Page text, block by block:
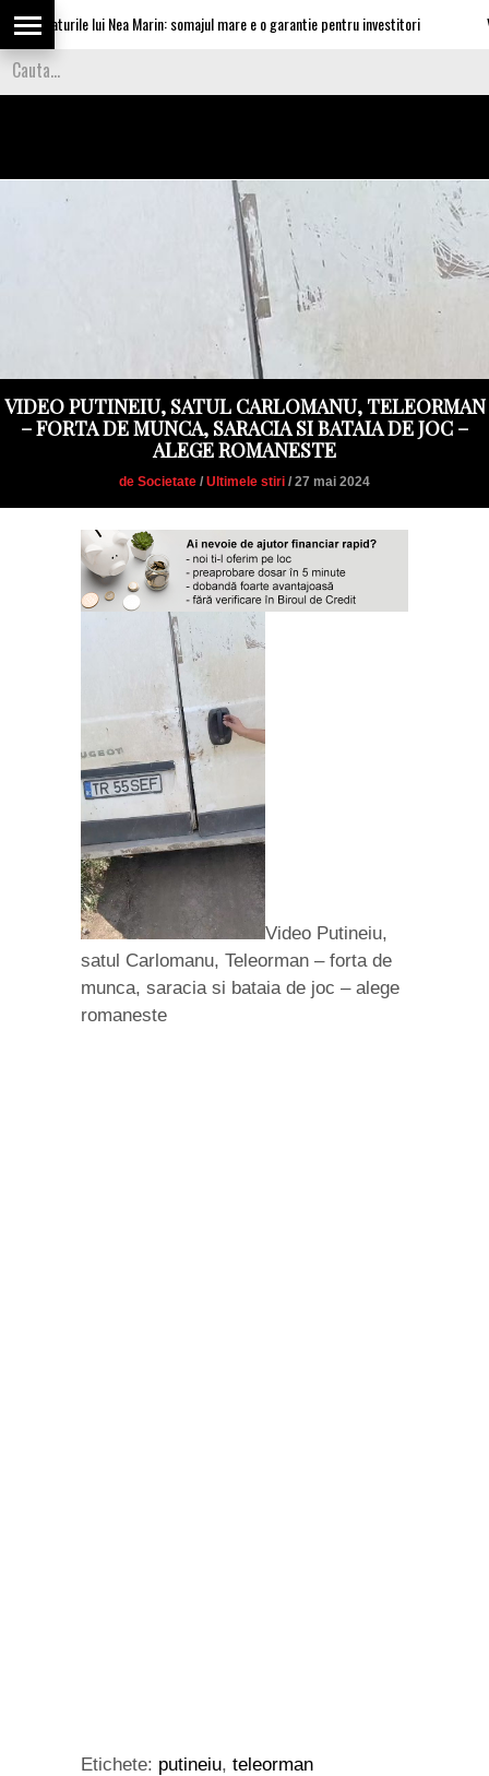
lui Nea Marin: somajul mare e o garantie pentru investitori
VIDEO PUTINEIU, SATUL CARLOMANU, TELEORMAN
– FORTA DE MUNCA, SARACIA SI BATAIA DE JOC –
ALEGE ROMANESTE
de Societate / Ultimele stiri / 27 mai 2024
Video Putineiu,
satul Carlomanu, Teleorman – forta de
munca, saracia si bataia de joc – alege
romaneste
Etichete: putineiu, teleorman